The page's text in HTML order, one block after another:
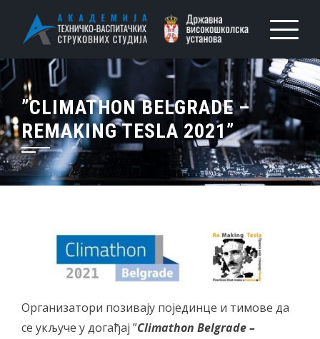
”CLIMATHON BELGRADE –
REMAKING TESLA 2021”
Организатори позивају појединце и тимове да
се укључе у догађај ”Climathon Belgrade –